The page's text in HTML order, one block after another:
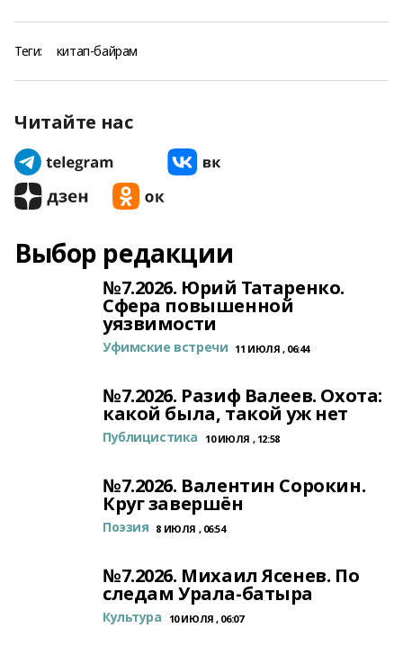
Теги: китап-байрам
Читайте нас
Выбор редакции
№7.2026. Юрий Татаренко.
Сфера повышенной
уязвимости
Уфимские встречи 11 ИЮЛЯ , 06:44
№7.2026. Разиф Валеев. Охота:
какой была, такой уж нет
Публицистика 10 ИЮЛЯ , 12:58
№7.2026. Валентин Сорокин.
Круг завершён
Поэзия 8 ИЮЛЯ , 06:54
№7.2026. Михаил Ясенев. По
следам Урала-батыра
Культура 10 ИЮЛЯ , 06:07